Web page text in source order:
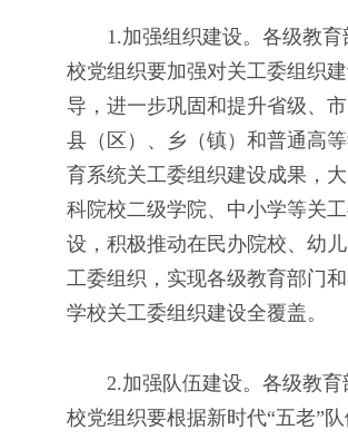
1.加强组织建设。各级教育
校党组织要加强对关工委组织
导，进一步巩固和提升省级、市
县（区）、乡（镇）和普通高
育系统关工委组织建设成果，
科院校二级学院、中小学等关
设，积极推动在民办院校、幼
工委组织，实现各级教育部门
学校关工委组织建设全覆盖。
2.加强队伍建设。各级教育
校党组织要根据新时代“五老”